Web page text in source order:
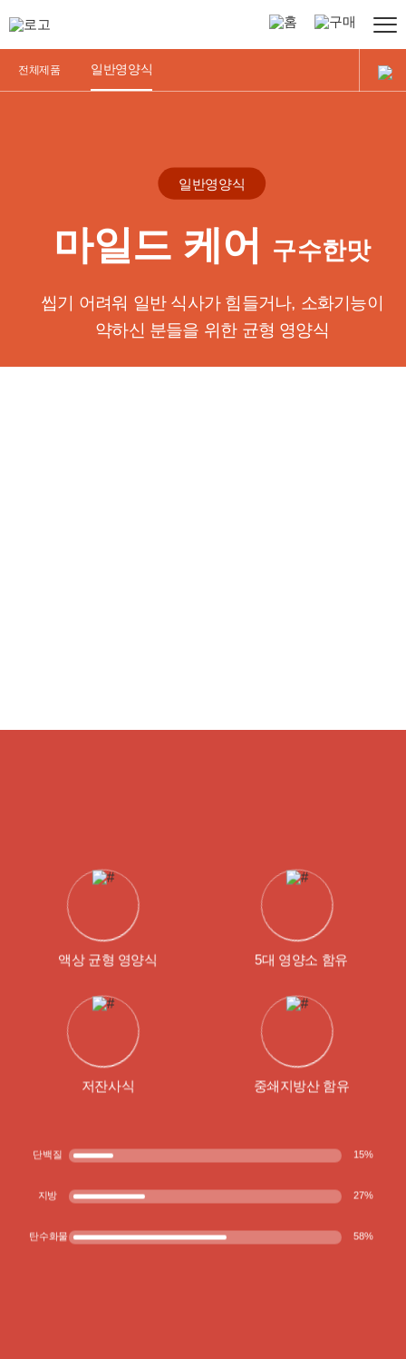
정식품
홈페이지
온라인구매
논문
일반영양식
전문영양식
연하식
전체제품 일반영양식
일반영양식
마일드 케어 구수한맛
씹기 어려워 일반 식사가 힘들거나, 소화기능이
약하신 분들을 위한 균형 영양식
액상 균형 영양식 5대 영양소 함유
저잔사식 중쇄지방산 함유
단백질 15%
지방 27%
탄수화물 58%